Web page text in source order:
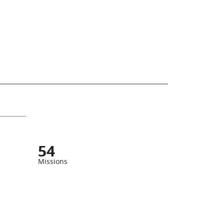
54
Missions